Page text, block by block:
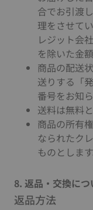
合でお引渡
理をさせて
レジット会
を除いた金
商品の配送
送りする「
番号をお知
送料は無料
商品の所有
なられたク
ものとします
8. 返品・交換につ
返品方法